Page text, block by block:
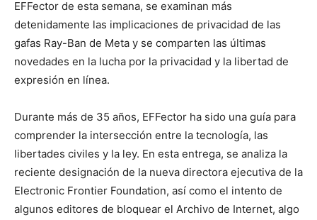
EFFector de esta semana, se examinan más
detenidamente las implicaciones de privacidad de las
gafas Ray-Ban de Meta y se comparten las últimas
novedades en la lucha por la privacidad y la libertad de
expresión en línea.
Durante más de 35 años, EFFector ha sido una guía para
comprender la intersección entre la tecnología, las
libertades civiles y la ley. En esta entrega, se analiza la
reciente designación de la nueva directora ejecutiva de la
Electronic Frontier Foundation, así como el intento de
algunos editores de bloquear el Archivo de Internet, algo